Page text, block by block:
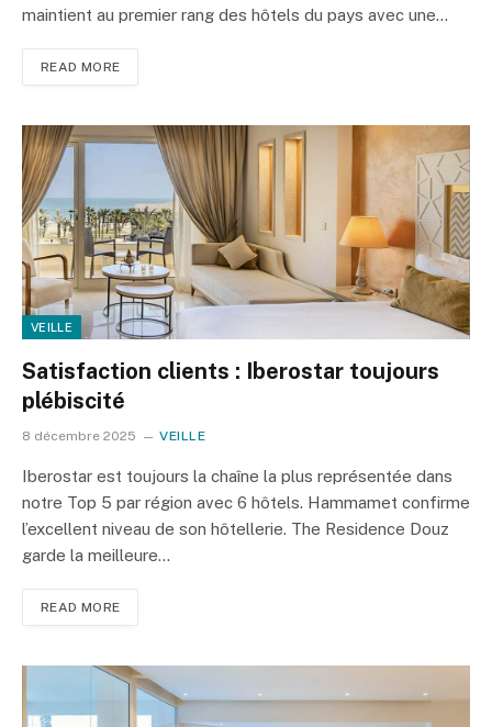
maintient au premier rang des hôtels du pays avec une…
READ MORE
VEILLE
Satisfaction clients : Iberostar toujours
plébiscité
8 décembre 2025 VEILLE
Iberostar est toujours la chaîne la plus représentée dans
notre Top 5 par région avec 6 hôtels. Hammamet confirme
l’excellent niveau de son hôtellerie. The Residence Douz
garde la meilleure…
READ MORE